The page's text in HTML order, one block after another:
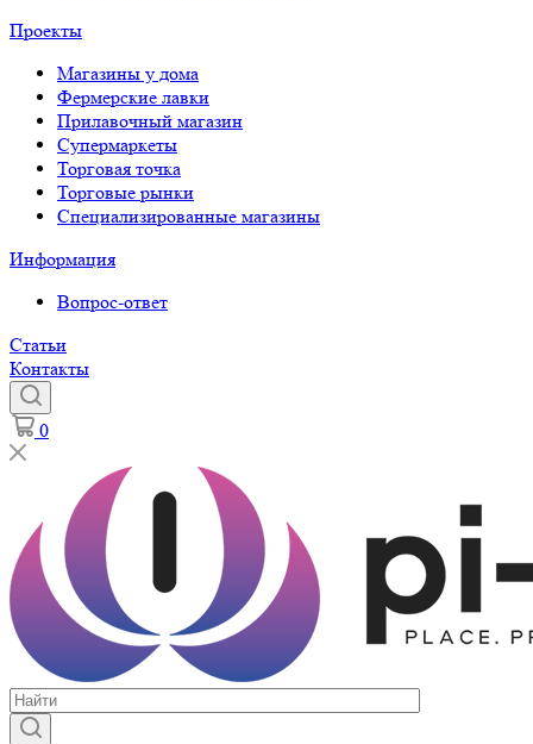
Проекты
Магазины у дома
Фермерские лавки
Прилавочный магазин
Супермаркеты
Торговая точка
Торговые рынки
Специализированные магазины
Информация
Вопрос-ответ
Статьи
Контакты
0